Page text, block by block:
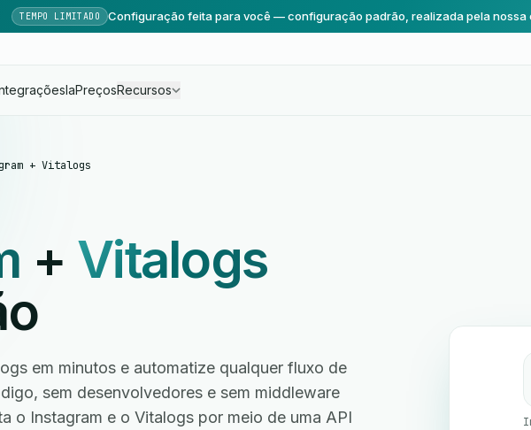
TEMPO LIMITADO Configuração feita para você — configuração padrão, realizada pela nossa
IaPreçosRecursos
+ Vitalogs
+ Vitalogs
em minutos e automatize qualquer fluxo de
sem desenvolvedores e sem middleware
o Instagram e o Vitalogs por meio de uma API